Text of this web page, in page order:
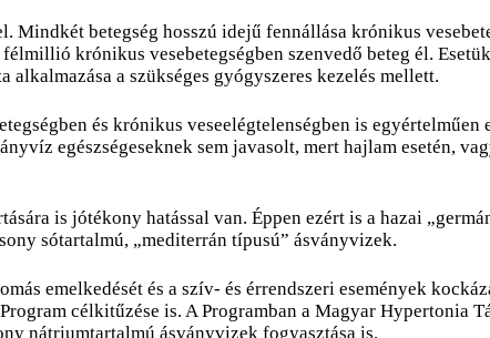
Mindkét betegség hosszú idejű fennállása krónikus
krónikus vesebetegségben szenvedő beteg él.
a szükséges gyógyszeres kezelés mellett.
és krónikus veseelégtelenségben is egyértelműen
egészségeseknek sem javasolt, mert hajlam esetén,
is jótékony hatással van. Éppen ezért is a hazai
sótartalmú, „mediterrán típusú” ásványvizek.
emelkedését és a szív- és érrendszeri események
célkitűzése is. A Programban a Magyar Hypertonia
nátriumtartalmú ásványvizek fogyasztása is.